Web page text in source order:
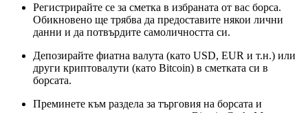
Регистрирайте се за сметка в избраната от вас борса.
Обикновено ще трябва да предоставите някои лични
данни и да потвърдите самоличността си.
Депозирайте фиатна валута (като USD, EUR и т.н.) или
други криптовалути (като Bitcoin) в сметката си в
борсата.
Преминете към раздела за търговия на борсата и